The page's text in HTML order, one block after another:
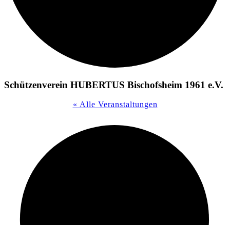
Schützenverein HUBERTUS Bischofsheim 1961 e.V.
« Alle Veranstaltungen